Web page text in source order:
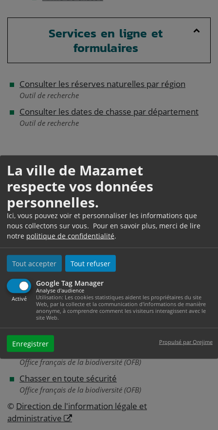
La ville de Mazamet
respecte vos données
personnelles.
Ici, vous pouvez voir et personnaliser les informations que
nous collectons sur vous. Pour en savoir plus, merci de lire
notre politique de confidentialité.
Tout accepter Tout refuser
Google Tag Manager
Activé
Analyse d'audience
Utilisation: Les cookies statistiques aident les propriétaires du site
Web, par la collecte et la communication d'informations de manière
anonyme, à comprendre comment les visiteurs interagissent avec le
site Web.
Enregistrer Propulsé par Orejime
Services en ligne et
formulaires
Consulter les réserves naturelles par région
Outil de recherche
Consulter les dates de chasse par département
Outil de recherche
Chasse accompagnée : comment chasser avant
d'obtenir son permis ?
Permis de chasser perdu, volé ou abîmé :
comment demander un duplicata ?
Et aussi
Armes
Loisirs - Sports - Culture
La sécurité à la chasse
Office français de la biodiversité (OFB)
Chasser en toute sécurité
Office français de la biodiversité (OFB)
© Direction de l'information légale et
administrative